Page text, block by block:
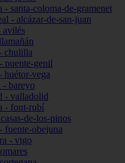
- santa-coloma-de-gramenet
- alcázar-de-san-juan
avilés
chulilla
puente-genil
huétor-vega
- bareyo
- valladolid
- font-rubí
de-los-pinos
fuente-obejuna
- vigo